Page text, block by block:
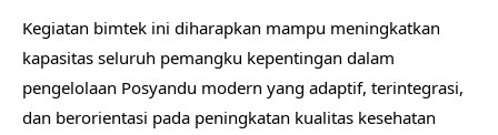
Kegiatan bimtek ini diharapkan mampu meningkatkan
kapasitas seluruh pemangku kepentingan dalam
pengelolaan Posyandu modern yang adaptif, terintegrasi,
dan berorientasi pada peningkatan kualitas kesehatan